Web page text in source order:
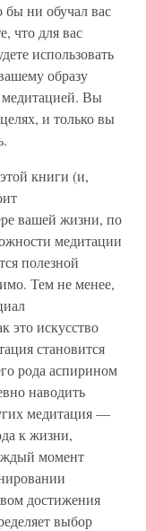
бы ни обучал вас
что для вас
использовать
образу
медитацией. Вы
и только вы
книги (и,
вашей жизни, по
медитации
полезной
Тем не менее,
это искусство
становится
рода аспирином
наводить
медитация —
к жизни,
момент
достижения
выбор